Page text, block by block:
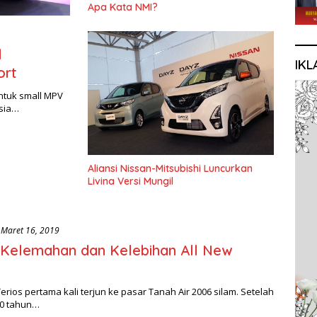
small MPV
Apa Kata NMI?
Aliansi Nissan-Mitsubishi Luncurkan
Livina Versi Mungil
Maret 16, 2019
dan Kelebihan All New
pertama kali terjun ke pasar Tanah Air 2006 silam. Setelah
tahun…